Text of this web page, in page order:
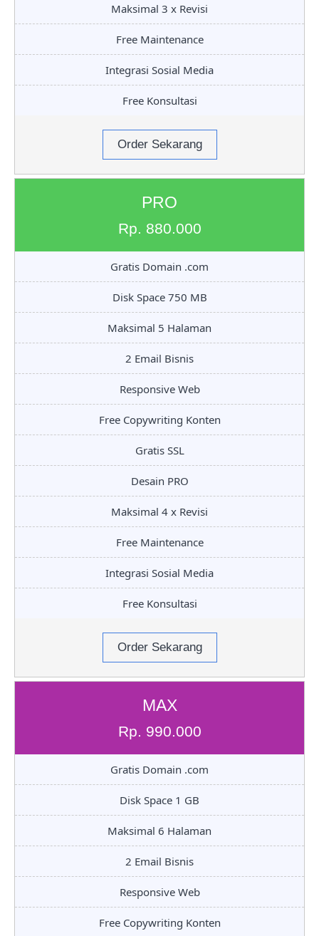
Maksimal 3 x Revisi
Free Maintenance
Integrasi Sosial Media
Free Konsultasi
Order Sekarang
PRO
Rp. 880.000
Gratis Domain .com
Disk Space 750 MB
Maksimal 5 Halaman
2 Email Bisnis
Responsive Web
Free Copywriting Konten
Gratis SSL
Desain PRO
Maksimal 4 x Revisi
Free Maintenance
Integrasi Sosial Media
Free Konsultasi
Order Sekarang
MAX
Rp. 990.000
Gratis Domain .com
Disk Space 1 GB
Maksimal 6 Halaman
2 Email Bisnis
Responsive Web
Free Copywriting Konten